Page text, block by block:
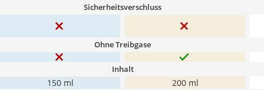
Sicherheitsverschluss
Ohne Treibgase
Inhalt
150 ml 200 ml